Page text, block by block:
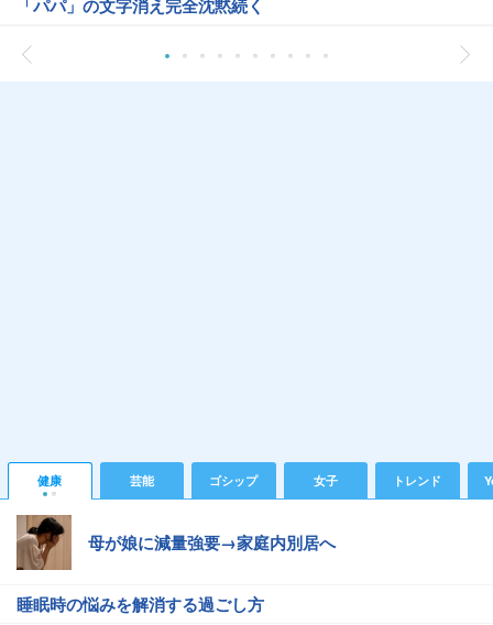
「パパ」の文字消え完全沈黙続く
健康 芸能 ゴシップ 女子 トレンド
母が娘に減量強要→家庭内別居へ
睡眠時の悩みを解消する過ごし方